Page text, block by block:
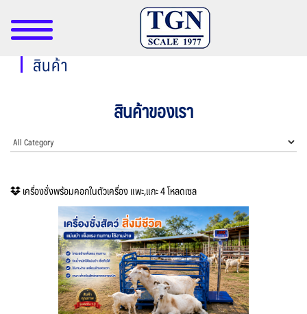
สินค้า
สินค้าของเรา
เครื่องชั่งพร้อมคอกในตัวเครื่อง แพะ,แกะ 4 โหลดเซล